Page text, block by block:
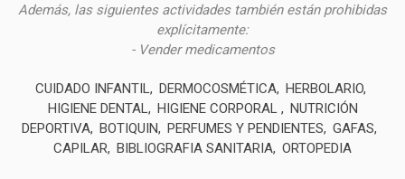
Además, las siguientes actividades también están prohibidas
explícitamente:
- Vender medicamentos
CUIDADO INFANTIL DERMOCOSMÉTICA HERBOLARIO
HIGIENE DENTAL
HIGIENE CORPORAL
NUTRICIÓN
DEPORTIVA BOTIQUIN PERFUMES Y PENDIENTES
GAFAS
CAPILAR
BIBLIOGRAFIA SANITARIA ORTOPEDIA